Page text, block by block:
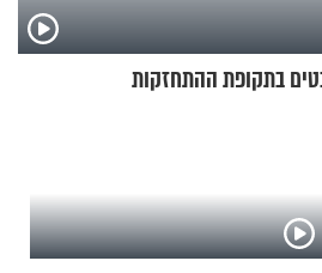
בתקופת ההתחזקות